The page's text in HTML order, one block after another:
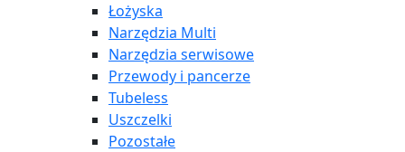
Łożyska
Narzędzia Multi
Narzędzia serwisowe
Przewody i pancerze
Tubeless
Uszczelki
Pozostałe